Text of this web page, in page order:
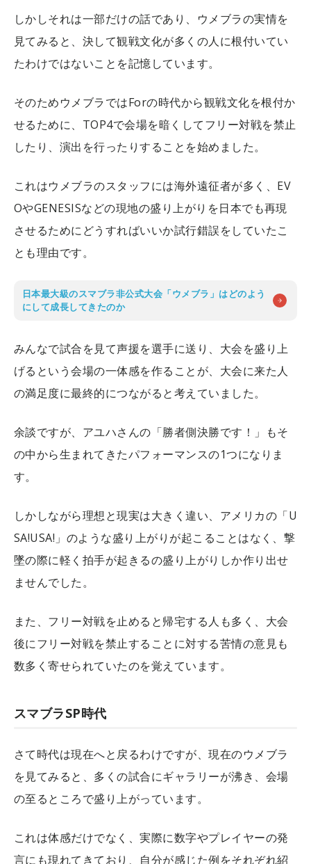
しかしそれは一部だけの話であり、ウメブラの実情を
見てみると、決して観戦文化が多くの人に根付いてい
たわけではないことを記憶しています。
そのためウメブラではForの時代から観戦文化を根付か
せるために、TOP4で会場を暗くしてフリー対戦を禁止
したり、演出を行ったりすることを始めました。
これはウメブラのスタッフには海外遠征者が多く、EV
OやGENESISなどの現地の盛り上がりを日本でも再現
させるためにどうすればいいか試行錯誤をしていたこ
とも理由です。
日本最大級のスマブラ非公式大会「ウメブラ」はどのよう
にして成長してきたのか
みんなで試合を見て声援を選手に送り、大会を盛り上
げるという会場の一体感を作ることが、大会に来た人
の満足度に最終的につながると考えていました。
余談ですが、アユハさんの「勝者側決勝です！」もそ
の中から生まれてきたパフォーマンスの1つになりま
す。
しかしながら理想と現実は大きく違い、アメリカの「U
SA!USA!」のような盛り上がりが起こることはなく、撃
墜の際に軽く拍手が起きるの盛り上がりしか作り出せ
ませんでした。
また、フリー対戦を止めると帰宅する人も多く、大会
後にフリー対戦を禁止することに対する苦情の意見も
数多く寄せられていたのを覚えています。
スマブラSP時代
さて時代は現在へと戻るわけですが、現在のウメブラ
を見てみると、多くの試合にギャラリーが沸き、会場
の至るところで盛り上がっています。
これは体感だけでなく、実際に数字やプレイヤーの発
言にも現れてきており、自分が感じた例をそれぞれ紹